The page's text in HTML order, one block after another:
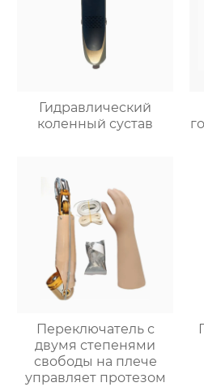
Гидравлический
коленный сустав
Переключатель с
двумя степенями
свободы на плече
управляет протезом